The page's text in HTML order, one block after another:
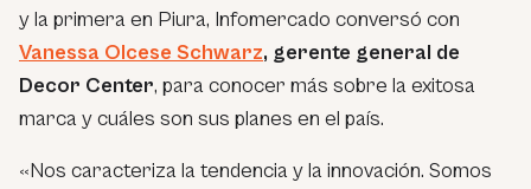
y la primera en Piura, Infomercado conversó con
Vanessa Olcese Schwarz, gerente general de
Decor Center, para conocer más sobre la exitosa
marca y cuáles son sus planes en el país.
«Nos caracteriza la tendencia y la innovación. Somos